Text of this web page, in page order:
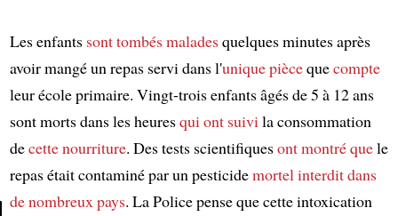
Les enfants sont tombés maladesquelques minutes après
avoir mangé un repas servi dans l'unique piècequecompte
leur école primaire. Vingt-trois enfants âgés de 5 à 12 ans
sont morts dans les heuresqui ont suivila consommation
decette nourriture. Des tests scientifiquesont montré quele
repas était contaminé par un pesticidemortelinterditdans
de nombreux pays. La Police pense que cette intoxication